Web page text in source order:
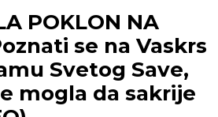
POKLON NA
se na Vaskrs
Svetog Save,
mogla da sakrije